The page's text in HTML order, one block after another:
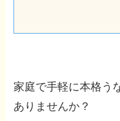
家庭で手軽に本格う
ありませんか？